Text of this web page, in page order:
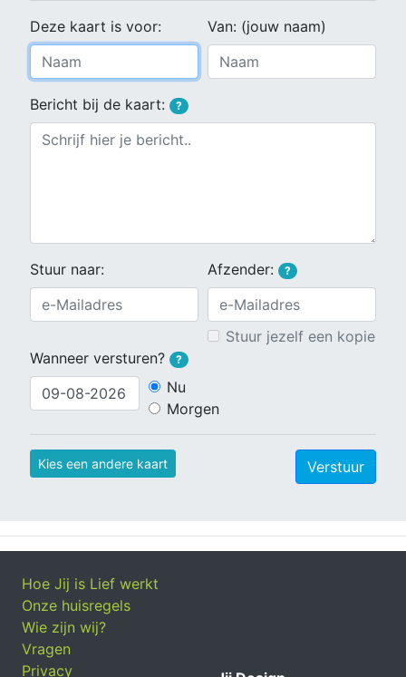
Deze kaart is voor: Van: (jouw naam)
Bericht bij de kaart: ?
Stuur naar: Afzender: ?
Stuur jezelf een kopie
Wanneer versturen?
?
Nu
Morgen
Kies een andere kaart Verstuur
Hoe Jij is Lief werkt
Onze huisregels
Wie zijn wij?
Vragen
Privacy